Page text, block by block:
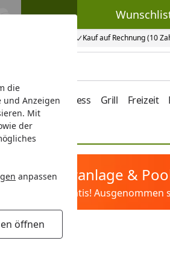
die
Anzeigen
Mit
der
anpassen
öffnen
Kauf auf Rechnung (10
Vordach Wellness Grill Freizeit
Sandfilteranlage &
gratis!